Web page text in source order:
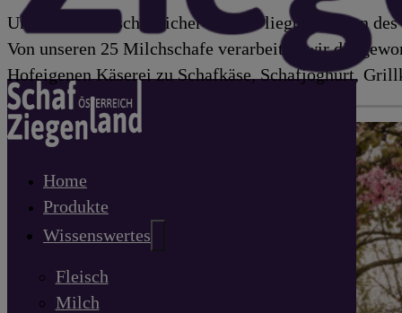
Home
Produkte
Wissenswertes
Fleisch
Milch
Unser landwirtschaftlicher Betrieb liegt in mitten des
Von unseren 25 Milchschafe verarbeiten wir die
Hofeigenen Käserei zu Schafkäse, Schafjoghurt,